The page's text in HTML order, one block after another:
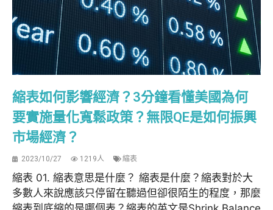
縮表如何影響經濟？3分鐘看懂美國為何
要實施量化寬鬆政策？無限QE是如何振興
市場經濟？
2023/10/27 1219人 縮表
縮表 01. 縮表意思是什麼？ 縮表是什麼？縮表對於大
多數人來說應該只停留在聽過但卻很陌生的程度，那麼